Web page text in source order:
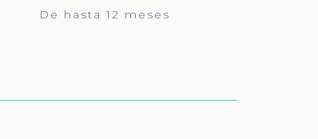
De hasta 12 meses